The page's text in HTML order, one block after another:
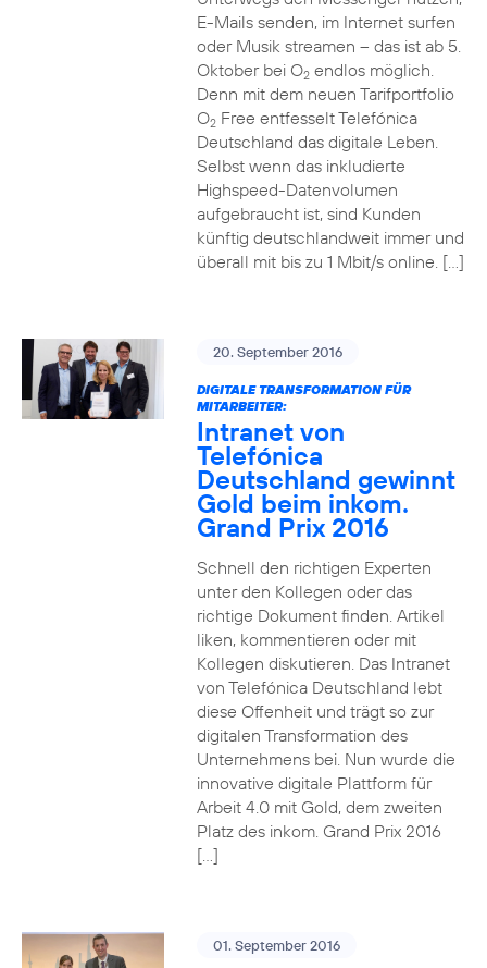
E-Mails senden, im Internet surfen
oder Musik streamen – das ist ab 5.
Oktober bei O2endlos möglich.
Denn mit dem neuen Tarifportfolio
O2Free entfesselt Telefónica
Deutschland das digitale Leben.
Selbst wenn das inkludierte
Highspeed-Datenvolumen
aufgebraucht ist, sind Kunden
künftig deutschlandweit immer und
überall mit bis zu 1 Mbit/s online. […]
20. September 2016
DIGITALE TRANSFORMATION FÜR
MITARBEITER:
Intranet von
Telefónica
Deutschland gewinnt
Gold beim inkom.
Grand Prix 2016
Schnell den richtigen Experten
unter den Kollegen oder das
richtige Dokument finden. Artikel
liken, kommentieren oder mit
Kollegen diskutieren. Das Intranet
von Telefónica Deutschland lebt
diese Offenheit und trägt so zur
digitalen Transformation des
Unternehmens bei. Nun wurde die
innovative digitale Plattform für
Arbeit 4.0 mit Gold, dem zweiten
Platz des inkom. Grand Prix 2016
[…]
01. September 2016